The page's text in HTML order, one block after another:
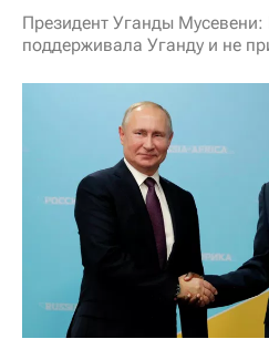
Президент Уганды Мусевени:
поддерживала Уганду и не